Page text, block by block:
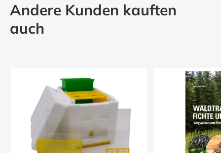
Andere Kunden kauften
auch